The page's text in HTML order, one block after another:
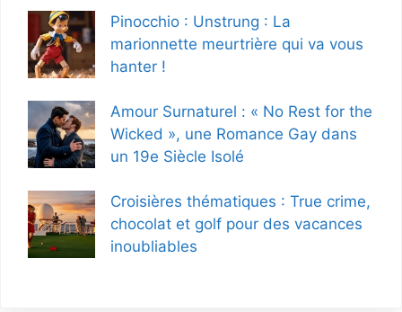
Pinocchio : Unstrung : La
marionnette meurtrière qui va vous
hanter !
Amour Surnaturel : « No Rest for the
Wicked », une Romance Gay dans
un 19e Siècle Isolé
Croisières thématiques : True crime,
chocolat et golf pour des vacances
inoubliables